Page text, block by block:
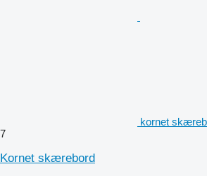
kornet
7
Kornet skærebord